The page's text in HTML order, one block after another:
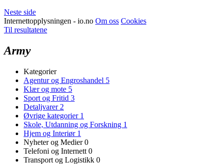
Neste side
Internettopplysningen - io.no Om oss Cookies
Til resultatene
Army
Kategorier
Agentur og Engroshandel 5
Klær og mote 5
Sport og Fritid 3
Detaljvarer 2
Øvrige kategorier 1
Skole, Utdanning og Forskning 1
Hjem og Interiør 1
Nyheter og Medier0
Telefoni og Internett 0
Transport og Logistikk 0